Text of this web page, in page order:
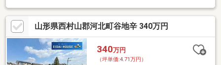
山形県西村山郡河北町谷地辛 340万円
340万円
（坪単価:4.71万円）